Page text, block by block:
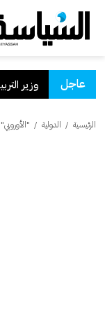
عاجل وزير
الرئيسية / الدولية /